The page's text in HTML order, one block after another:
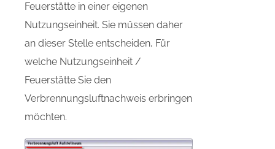
Feuerstätte in einer eigenen
Nutzungseinheit. Sie müssen daher
an dieser Stelle entscheiden, Für
welche Nutzungseinheit /
Feuerstätte Sie den
Verbrennungsluftnachweis erbringen
möchten.